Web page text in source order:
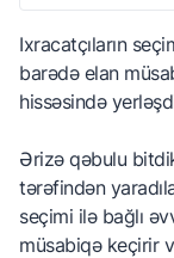
Ixracatçıların
barədə elan
hissəsində
Ərizə qəbulu
tərəfindən
seçimi ilə bağlı
müsabiqə keçirir